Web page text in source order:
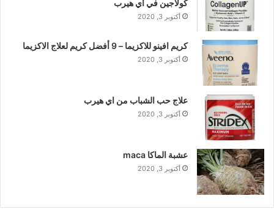
كولاجين في اي هيرب
أكتوبر 3, 2020
كريم افينو للاكزيما – 9 أفضل كريم لعلاج الاكزيما
أكتوبر 3, 2020
علاج حب الشباب من اي هيرب
أكتوبر 3, 2020
عشبة الماكا maca
أكتوبر 3, 2020